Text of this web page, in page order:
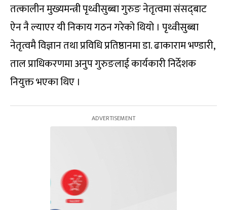
तत्कालीन मुख्यमन्त्री पृथ्वीसुब्बा गुरुङ नेतृत्वमा संसद्‍बाट
ऐन नै ल्याएर यी निकाय गठन गरेको थियो । पृथ्वीसुब्बा
नेतृत्वमै विज्ञान तथा प्रविधि प्रतिष्ठानमा डा. ढाकाराम भण्डारी,
ताल प्राधिकरणमा अनुप गुरुङलाई कार्यकारी निर्देशक
नियुक्त भएका थिए ।